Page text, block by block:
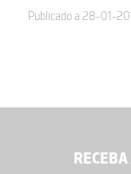
Publicado a 28-01-